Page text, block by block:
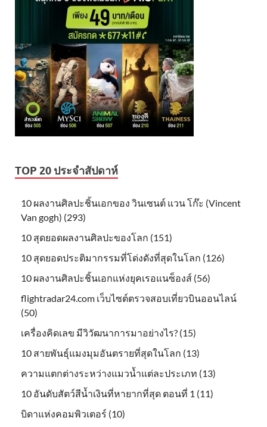
TOP 20 ประจำสัปดาห์
10 ผลงานศิลปะชิ้นเอกของ วินเซนต์ แวน โก๊ะ (Vincent
Van gogh) (293)
10 สุดยอดผลงานศิลปะของโลก (151)
10 สุดยอดประติมากรรมที่โด่งดังที่สุดในโลก (126)
10 ผลงานศิลปะชิ้นเอกแห่งยุคเรอแนซ็องส์ (56)
flightradar24.com เว็บไซต์ตรวจสอบเที่ยวบินออนไลน์
(50)
เครื่องคิดเลข มีวิวัฒนาการมาอย่างไร? (15)
10 สายพันธุ์แมงมุมอันตรายที่สุดในโลก (13)
ความแตกต่างระหว่างแมวน้ำแต่ละประเภท (13)
10 อันดับสัตว์สีน้ำเงินที่หายากที่สุด ตอนที่ 1 (11)
บิดาแห่งคอมพิวเตอร์ (10)